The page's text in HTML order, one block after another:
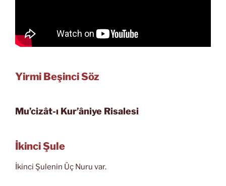
Yirmi Beşinci Söz
Mu’cizât-ı Kur’âniye Risalesi
İkinci Şule
İkinci Şulenin Üç Nuru var.